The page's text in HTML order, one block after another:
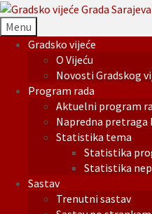
Menu
Gradsko vijeće
O Vijeću
Novosti Gradskog
Program rada
Aktuelni program
Napredna pretraga
Statistika tema
Statistika
Statistika
Sastav
Trenutni sastav